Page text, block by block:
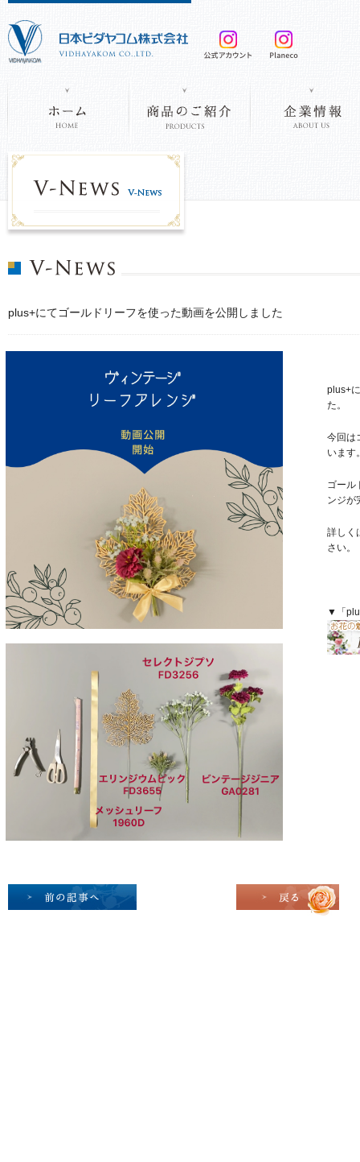
plus+にてゴールドリーフを使った動画を公開しました
plus+
た。
今回は
います
ゴール
ンジが
詳しく
さい。
▼「